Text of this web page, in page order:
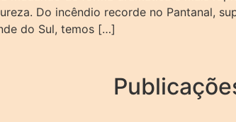
Do incêndio recorde no Pantanal,
do Sul, temos […]